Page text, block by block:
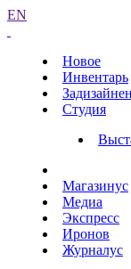
EN
Новое
Инвентарь
Студия
Магазинус
Медиа
Экспресс
Иронов
Журналус